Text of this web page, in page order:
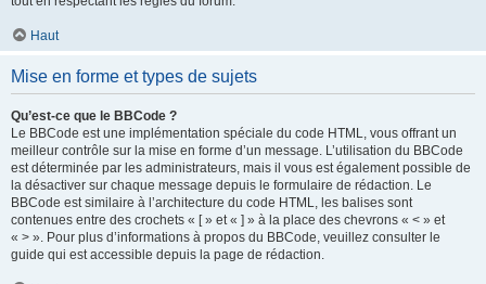
Haut
Mise en forme et types de sujets
Qu’est-ce que le BBCode ?
Le BBCode est une implémentation spéciale du code HTML, vous offrant un
meilleur contrôle sur la mise en forme d’un message. L’utilisation du BBCode
est déterminée par les administrateurs, mais il vous est également possible de
la désactiver sur chaque message depuis le formulaire de rédaction. Le
BBCode est similaire à l’architecture du code HTML, les balises sont
contenues entre des crochets « [ » et « ] » à la place des chevrons « < » et
« > ». Pour plus d’informations à propos du BBCode, veuillez consulter le
guide qui est accessible depuis la page de rédaction.